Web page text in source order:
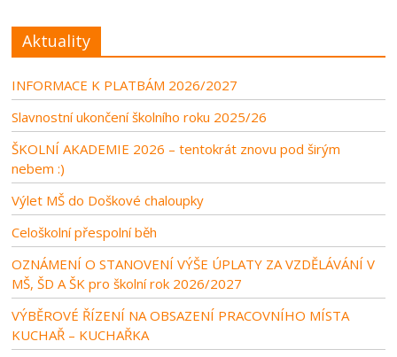
Aktuality
INFORMACE K PLATBÁM 2026/2027
Slavnostní ukončení školního roku 2025/26
ŠKOLNÍ AKADEMIE 2026 – tentokrát znovu pod širým
nebem :)
Výlet MŠ do Doškové chaloupky
Celoškolní přespolní běh
OZNÁMENÍ O STANOVENÍ VÝŠE ÚPLATY ZA VZDĚLÁVÁNÍ V
MŠ, ŠD A ŠK pro školní rok 2026/2027
VÝBĚROVÉ ŘÍZENÍ NA OBSAZENÍ PRACOVNÍHO MÍSTA
KUCHAŘ – KUCHAŘKA